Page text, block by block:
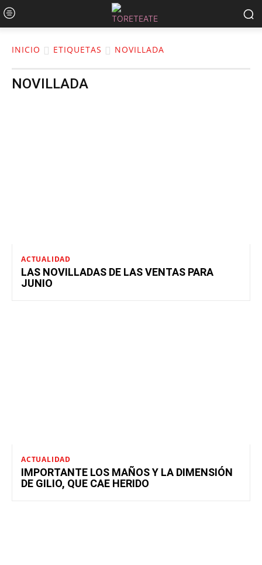
INICIO ETIQUETAS NOVILLADA
NOVILLADA
ACTUALIDAD
LAS NOVILLADAS DE LAS VENTAS PARA
JUNIO
ACTUALIDAD
IMPORTANTE LOS MAÑOS Y LA DIMENSIÓN
DE GILIO, QUE CAE HERIDO